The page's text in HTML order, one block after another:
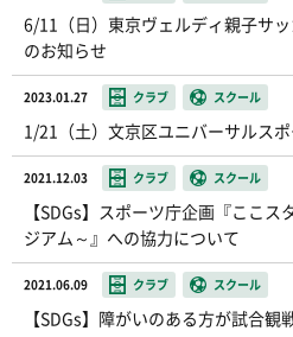
6/11（日）東京ヴェルディ親子サ
のお知らせ
2023.01.27 クラブ スクール
1/21（土）文京区ユニバーサルス
2021.12.03 クラブ スクール
【SDGs】スポーツ庁企画『ここ
ジアム～』への協力について
2021.06.09 クラブ スクール
【SDGs】障がいのある方が試合